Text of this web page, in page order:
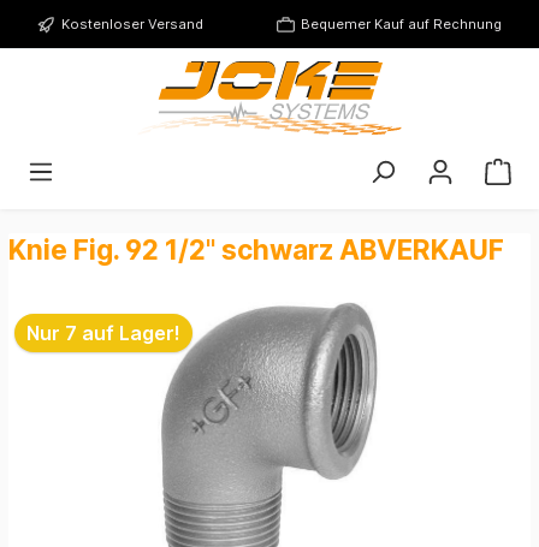
Kostenloser Versand Bequemer Kauf auf Rechnung
Knie Fig. 92 1/2" schwarz ABVERKAUF
Nur 7 auf Lager!